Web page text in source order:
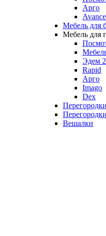
Арго
Avance
Мебель для
Мебель для
Эдем 2
Rapid
Арго
Imago
Dex
Вешалки